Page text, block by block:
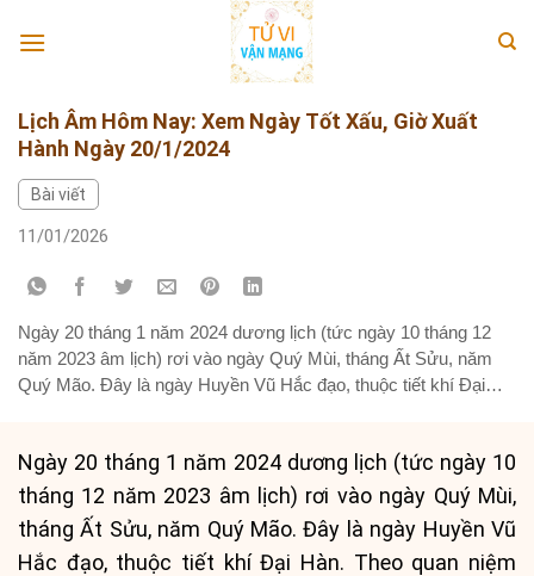
Lịch Âm Hôm Nay: Xem Ngày Tốt Xấu, Giờ Xuất
Hành Ngày 20/1/2024
Bài viết
11/01/2026
Ngày 20 tháng 1 năm 2024 dương lịch (tức ngày 10 tháng 12
năm 2023 âm lịch) rơi vào ngày Quý Mùi, tháng Ất Sửu, năm
Quý Mão. Đây là ngày Huyền Vũ Hắc đạo, thuộc tiết khí Đại
Ngày 20 tháng 1 năm 2024 dương lịch (tức ngày 10
tháng 12 năm 2023 âm lịch) rơi vào ngày Quý Mùi,
tháng Ất Sửu, năm Quý Mão. Đây là ngày Huyền Vũ
Hắc đạo, thuộc tiết khí Đại Hàn. Theo quan niệm